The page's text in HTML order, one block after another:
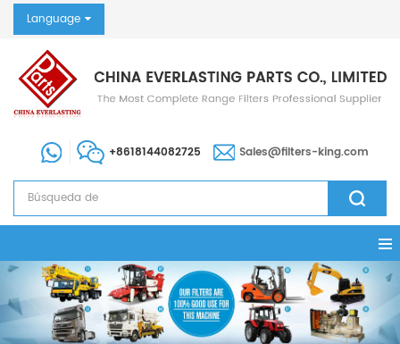
Language
+8618144082725 Sales@filters-king.com